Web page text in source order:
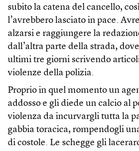
subito la catena del cancello,
l’avrebbero lasciato in pace.
alzarsi e raggiungere la
dall’altra parte della strada,
ultimi tre giorni scrivendo
violenze della polizia.
Proprio in quel momento un
addosso e gli diede un calcio al
violenza da incurvargli tutta la
gabbia toracica, rompendogli
di costole. Le schegge gli